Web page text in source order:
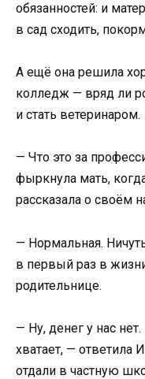
обязанностей: и
в сад сходить,
А ещё она решила
колледж — вряд ли
и стать ветеринаром.
— Что это за
фыркнула мать,
рассказала о своём
— Нормальная.
в первый раз в
родительнице.
— Ну, денег у нас
хватает, — ответила
отдали в частную